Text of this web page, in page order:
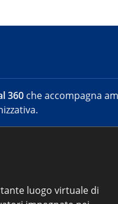
360 che accompagna
luogo virtuale di